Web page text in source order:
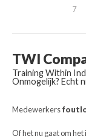
7
TWI
Training Within
Onmogelijk? Echt
Medewerkers
Of het nu gaat om